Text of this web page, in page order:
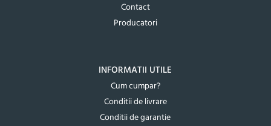
Contact
Producatori
INFORMATII UTILE
Cum cumpar?
Conditii de livrare
Conditii de garantie